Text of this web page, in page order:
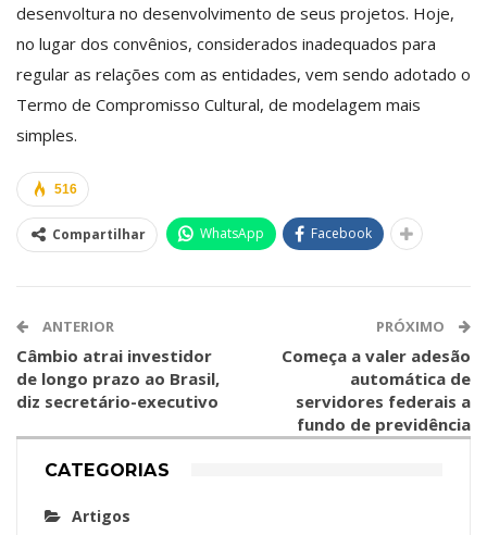
desenvoltura no desenvolvimento de seus projetos. Hoje,
no lugar dos convênios, considerados inadequados para
regular as relações com as entidades, vem sendo adotado o
Termo de Compromisso Cultural, de modelagem mais
simples.
516
Compartilhar WhatsApp Facebook
ANTERIOR
Câmbio atrai investidor
de longo prazo ao Brasil,
diz secretário-executivo
PRÓXIMO
Começa a valer adesão
automática de
servidores federais a
fundo de previdência
CATEGORIAS
Artigos